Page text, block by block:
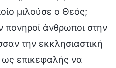
μιλούσε ο Θεός;
πονηροί άνθρωποι στην
την εκκλησιαστική
επικεφαλής να